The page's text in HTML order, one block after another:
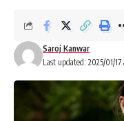
Last updated: 2025/01/17
Saroj Kanwar